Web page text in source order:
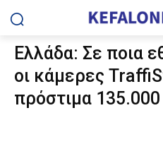
Ελλάδα: Σε ποια
οι κάμερες
πρόστιμα